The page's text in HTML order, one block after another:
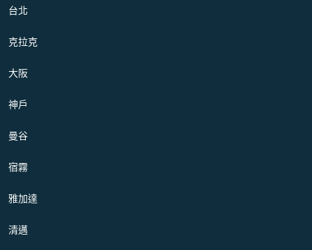
台北
克拉克
大阪
神戶
曼谷
宿霧
雅加達
清邁